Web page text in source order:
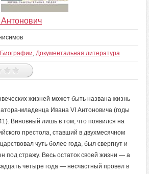
Биографии, Документальная литература
жизней может быть названа жизнь
младенца Ивана VI Антоновича (годы
Виновный лишь в том, что появился на
престола, ставший в двухмесячном
чуть более года, был свергнут и
под стражу. Весь остаток своей жизни — а
четыре года — несчастный провел в